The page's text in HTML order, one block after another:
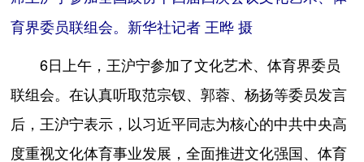
育界委员联组会。新华社记者 王晔 摄
6日上午，王沪宁参加了文化艺术、体育界委员
联组会。在认真听取范宗钗、郭蓉、杨扬等委员发言
后，王沪宁表示，以习近平同志为核心的中共中央高
度重视文化体育事业发展，全面推进文化强国、体育